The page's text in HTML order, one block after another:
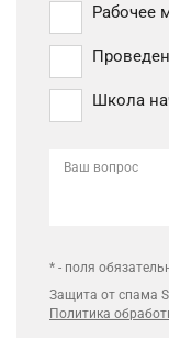
Рабочее
Школа
Ваш вопрос
* - поля
Защита от спама
Политика